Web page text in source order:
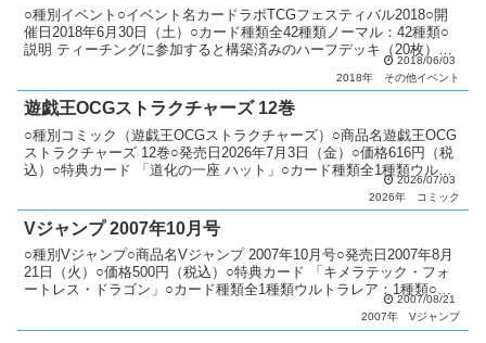
○種別イベント○イベント名カードラボTCGフェスティバル2018○開
催日2018年6月30日（土）○カード種類全42種類ノーマル：42種類○
説明 ティーチングに参加すると構築済みのハーフデッキ（20枚）の
2018/06/03
2018年
その他イベント
遊戯王OCGストラクチャーズ 12巻
○種別コミック（遊戯王OCGストラクチャーズ）○商品名遊戯王OCG
ストラクチャーズ 12巻○発売日2026年7月3日（金）○価格616円（税
込）○特典カード 「道化の一座 ハット」○カード種類全1種類ウルト
2026/07/03
2026年
コミック
Vジャンプ 2007年10月号
○種別Vジャンプ○商品名Vジャンプ 2007年10月号○発売日2007年8月
21日（火）○価格500円（税込）○特典カード 「キメラテック・フォ
ートレス・ドラゴン」○カード種類全1種類ウルトラレア：1種類○カ
2007/08/21
2007年
Vジャンプ